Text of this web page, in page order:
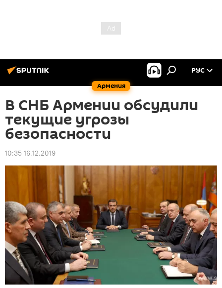
Армения
РУС
В СНБ Армении обсудили
текущие угрозы
безопасности
10:35 16.12.2019